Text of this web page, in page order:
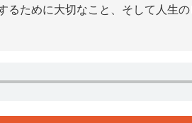
ために大切なこと、そして人生